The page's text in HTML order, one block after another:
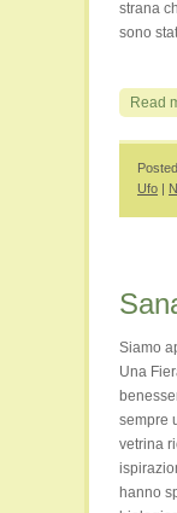
strana
sono
Read
Ufo |
Siamo
Una
sempre
vetrina
hanno